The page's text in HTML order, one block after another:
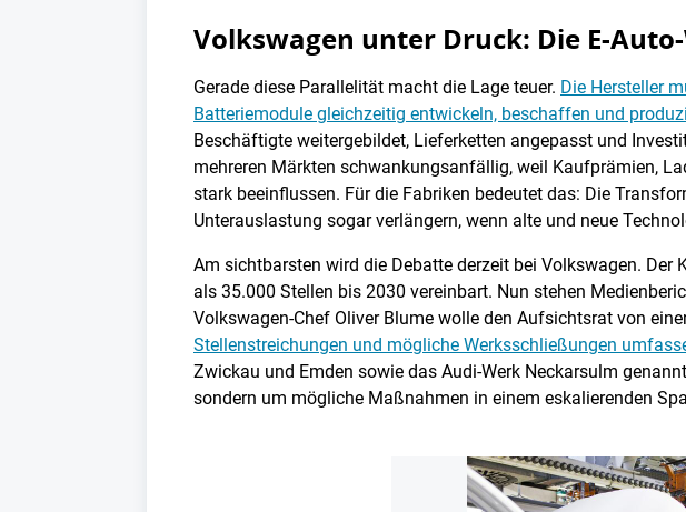
Volkswagen unter Druck: Die E-
Gerade diese Parallelität macht die Lage teuer. Die Hersteller
Batteriemodule gleichzeitig entwickeln, beschaffen und
Beschäftigte weitergebildet, Lieferketten angepasst und
mehreren Märkten schwankungsanfällig, weil Kaufprämien,
stark beeinflussen. Für die Fabriken bedeutet das: Die
Unterauslastung sogar verlängern, wenn alte und neue
Am sichtbarsten wird die Debatte derzeit bei Volkswagen.
als 35.000 Stellen bis 2030 vereinbart. Nun stehen
Volkswagen-Chef Oliver Blume wolle den Aufsichtsrat von
Stellenstreichungen und mögliche Werksschließungen
Zwickau und Emden sowie das Audi-Werk Neckarsulm
sondern um mögliche Maßnahmen in einem eskalierenden